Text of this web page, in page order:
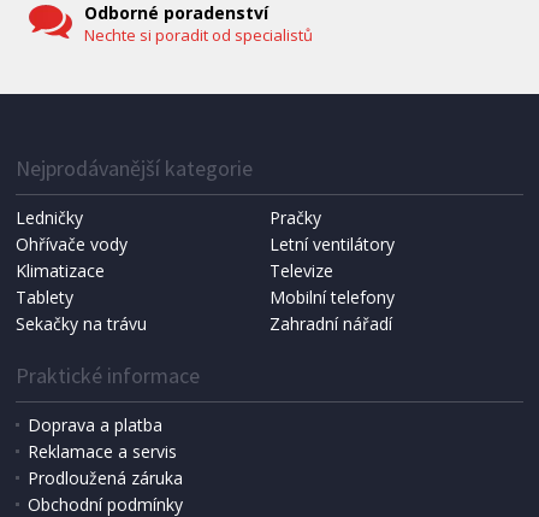
NÁHRADNÍ SÁČKY DO VYSAVAČE
Koma KRA-SB02S (Multi Bag, S-BAG SMS)
Odborné poradenství
Nechte si poradit od specialistů
Nejprodávanější kategorie
Ledničky
Pračky
Ohřívače vody
Letní ventilátory
Klimatizace
Televize
Tablety
Mobilní telefony
Sekačky na trávu
Zahradní nářadí
Praktické informace
Doprava a platba
Reklamace a servis
Prodloužená záruka
Obchodní podmínky